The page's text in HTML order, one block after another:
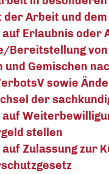
der Arbeit und
Erlaubnis oder
Bereitstellung
und Gemischen
sowie
der
stellen
Zulassung zur